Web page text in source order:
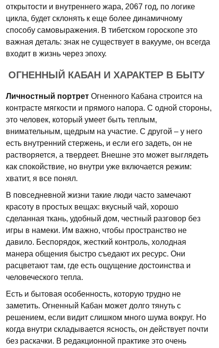
открытости и внутреннего жара, 2067 год, по логике
цикла, будет склонять к еще более динамичному
способу самовыражения. В тибетском гороскопе это
важная деталь: знак не существует в вакууме, он всегда
входит в жизнь через эпоху.
ОГНЕННЫЙ КАБАН И ХАРАКТЕР В БЫТУ
Личностный портрет Огненного Кабана строится на
контрасте мягкости и прямого напора. С одной стороны,
это человек, который умеет быть теплым,
внимательным, щедрым на участие. С другой – у него
есть внутренний стержень, и если его задеть, он не
растворяется, а твердеет. Внешне это может выглядеть
как спокойствие, но внутри уже включается режим:
хватит, я все понял.
В повседневной жизни такие люди часто замечают
красоту в простых вещах: вкусный чай, хорошо
сделанная ткань, удобный дом, честный разговор без
игры в намеки. Им важно, чтобы пространство не
давило. Беспорядок, жесткий контроль, холодная
манера общения быстро съедают их ресурс. Они
расцветают там, где есть ощущение достоинства и
человеческого тепла.
Есть и бытовая особенность, которую трудно не
заметить. Огненный Кабан может долго тянуть с
решением, если видит слишком много шума вокруг. Но
когда внутри складывается ясность, он действует почти
без раскачки. В редакционной практике это очень